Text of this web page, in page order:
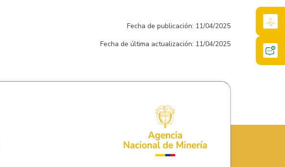
Fecha de publicación: 11/04/2025
Fecha de última actualización: 11/04/2025